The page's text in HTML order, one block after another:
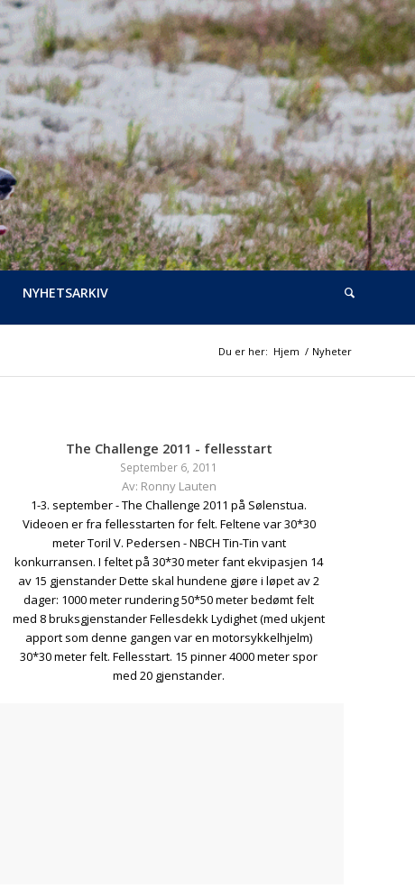
NYHETSARKIV
Du er her: Hjem / Nyheter
The Challenge 2011 - fellesstart
September 6, 2011
Av: Ronny Lauten
1-3. september - The Challenge 2011 på Sølenstua.
Videoen er fra fellesstarten for felt. Feltene var 30*30
meter Toril V. Pedersen - NBCH Tin-Tin vant
konkurransen. I feltet på 30*30 meter fant ekvipasjen 14
av 15 gjenstander Dette skal hundene gjøre i løpet av 2
dager: 1000 meter rundering 50*50 meter bedømt felt
med 8 bruksgjenstander Fellesdekk Lydighet (med ukjent
apport som denne gangen var en motorsykkelhjelm)
30*30 meter felt. Fellesstart. 15 pinner 4000 meter spor
med 20 gjenstander.